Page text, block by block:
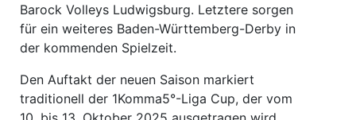
Barock Volleys Ludwigsburg. Letztere sorgen
für ein weiteres Baden-Württemberg-Derby in
der kommenden Spielzeit.
Den Auftakt der neuen Saison markiert
traditionell der 1Komma5°-Liga Cup, der vom